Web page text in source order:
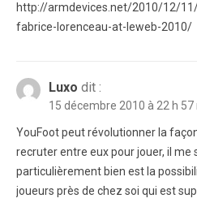
http://armdevices.net/2010/12/
fabrice-lorenceau-at-leweb-2010/
Luxo dit :
15 décembre 2010 à 22 h 57
YouFoot peut révolutionner la
recruter entre eux pour jouer, il me
particulièrement bien est la
joueurs près de chez soi qui est